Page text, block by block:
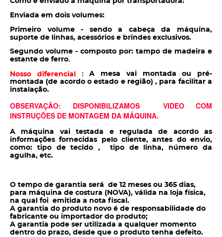
Enviada em dois volumes:
Primeiro volume - sendo a cabeça da máquina,
suporte de linhas, acessórios e brindes exclusivos.
Segundo volume - composto por: tampo de madeira e
estante de ferro.
Nosso diferencial :A mesa vai montada ou pré-
montada (de acordo o estado e região) , para facilitar a
instalação.
OBSERVAÇÃO: DISPONIBILIZAMOS VIDEO COM
INSTRUÇÕES DE MONTAGEM DA MÁQUINA.
A máquina vai testada e regulada de acordo as
informações fornecidas pelo cliente, antes do envio,
como: tipo de tecido , tipo de linha, número da
agulha, etc.
O tempo de garantia será de 12 meses ou 365 dias,
para máquina de costura (NOVA), válida na loja física,
na qual foi emitida a nota fiscal.
A garantia do produto novo é de responsabilidade do
fabricante ou importador do produto;
A garantia pode ser utilizada a qualquer momento
dentro do prazo, desde que o produto tenha defeito.